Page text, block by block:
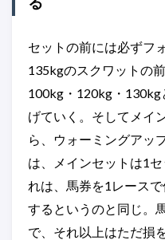
セットの前には必ずフ
135kgのスクワットの
100kg・120kg・130kg
げていく。そしてメイ
ら、ウォーミングアッ
は、メインセットは1
れは、馬券を1レース
するというのと同じ。
で、それ以上はただ損